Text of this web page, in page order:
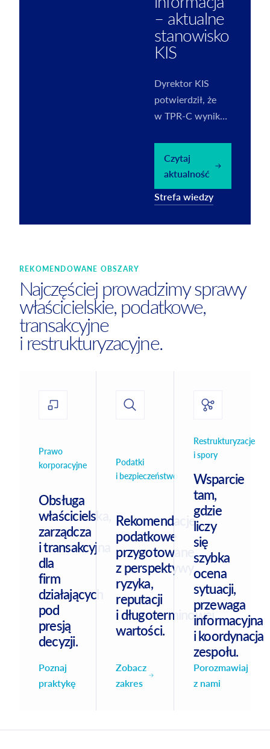
– aktualne
stanowisko
KIS
Dyrektor KIS
potwierdził, że
w TPR-C wynik
wyłącznie za rok
podatkowy objęty
informacją.
Czytaj
aktualność
Strefa wiedzy
REKOMENDOWANE OBSZARY
Najczęściej prowadzimy sprawy
właścicielskie, podatkowe,
transakcyjne
i restrukturyzacyjne.
Prawo
korporacyjne
Obsługa
właścicielska,
zarządcza
i transakcyjna
dla
firm
działających
pod
presją
decyzji.
Poznaj
praktykę
Podatki
i bezpieczeństwo
Rekomendacje
podatkowe
przygotowane
z perspektywy
ryzyka,
reputacji
i długoterminowej
wartości.
Zobacz
zakres
Restrukturyzacje
i spory
Wsparcie
tam,
gdzie
liczy
się
szybka
ocena
sytuacji,
przewaga
informacyjna
i koordynacja
zespołu.
Porozmawiaj
z nami